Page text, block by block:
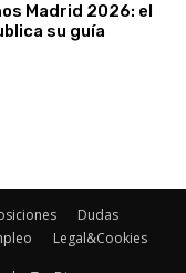
Madrid 2026: el
su guía
Dudas
Legal&Cookies